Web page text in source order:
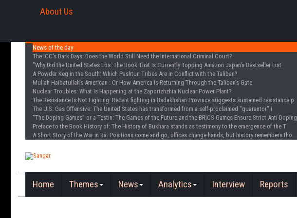
About Us
News of the day
The ICC's Dark Days: Does the World Still Need the International Criminal Court?
"Why Did the United States Los: The Book That Is Currently Topping Amazon Japan's Bestseller List
A Powder Keg in the South: Which Pashtun Tribes Are in Conflict with the Taliban?
Mullah Haibatullah’s American : Or How America Is Returning Through the Taliban’s Gate
Nuclear Troubles: What Is Happening at the Zaporizhzhia Nuclear Power Plant?
The Resistance Is Not Fighting: Recent fighting in Badakhshan Province suggests sustained resistance p
The U.S. Gas Offensive: The United States has transformed from a self-proclaimed "guarantor" i
“The Doping Games” or a Testin: The Games of the Future and the BRICS Games Ensure Strict Anti-Doping
Preface to the Book History of: The History of Bukhara stands as testimony to the emergence of the T
A Short Story of the War in Ba: Positions come and go, offices change hands, but history remembers tho
Home Themes News Analytics Interview Reports